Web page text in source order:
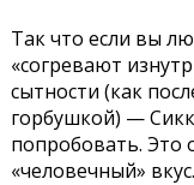
Так что если вы
«согревают
сытности (как
горбушкой) —
попробовать. Это
«человечный» вкус.